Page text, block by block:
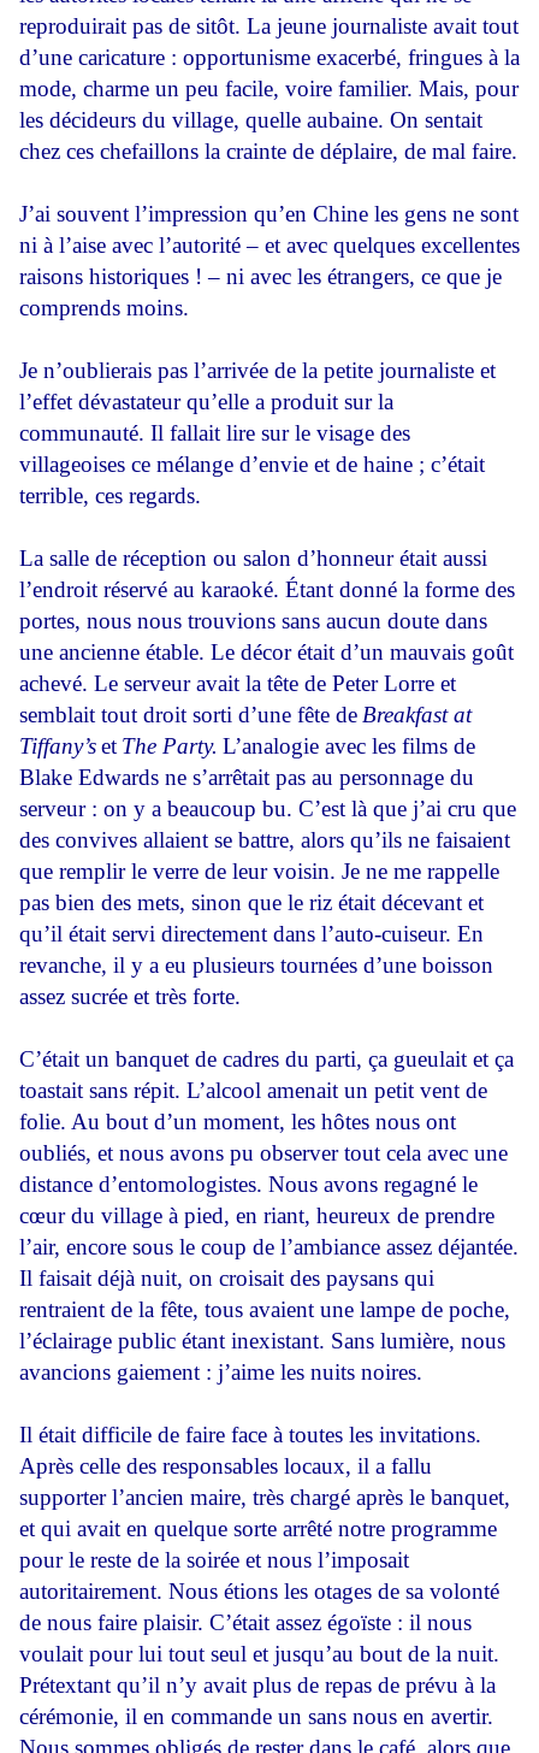
reproduirait pas de sitôt. La jeune journaliste avait tout
d’une caricature : opportunisme exacerbé, fringues à la
mode, charme un peu facile, voire familier. Mais, pour
les décideurs du village, quelle aubaine. On sentait
chez ces chefaillons la crainte de déplaire, de mal faire.
J’ai souvent l’impression qu’en Chine les gens ne sont
ni à l’aise avec l’autorité – et avec quelques excellentes
raisons historiques ! – ni avec les étrangers, ce que je
comprends moins.
Je n’oublierais pas l’arrivée de la petite journaliste et
l’effet dévastateur qu’elle a produit sur la
communauté. Il fallait lire sur le visage des
villageoises ce mélange d’envie et de haine ; c’était
terrible, ces regards.
La salle de réception ou salon d’honneur était aussi
l’endroit réservé au karaoké. Étant donné la forme des
portes, nous nous trouvions sans aucun doute dans
une ancienne étable. Le décor était d’un mauvais goût
achevé. Le serveur avait la tête de Peter Lorre et
semblait tout droit sorti d’une fête de Breakfast at
Tiffany’set The Party. L’analogie avec les films de
Blake Edwards ne s’arrêtait pas au personnage du
serveur : on y a beaucoup bu. C’est là que j’ai cru que
des convives allaient se battre, alors qu’ils ne faisaient
que remplir le verre de leur voisin. Je ne me rappelle
pas bien des mets, sinon que le riz était décevant et
qu’il était servi directement dans l’auto-cuiseur. En
revanche, il y a eu plusieurs tournées d’une boisson
assez sucrée et très forte.
C’était un banquet de cadres du parti, ça gueulait et ça
toastait sans répit. L’alcool amenait un petit vent de
folie. Au bout d’un moment, les hôtes nous ont
oubliés, et nous avons pu observer tout cela avec une
distance d’entomologistes. Nous avons regagné le
cœur du village à pied, en riant, heureux de prendre
l’air, encore sous le coup de l’ambiance assez déjantée.
Il faisait déjà nuit, on croisait des paysans qui
rentraient de la fête, tous avaient une lampe de poche,
l’éclairage public étant inexistant. Sans lumière, nous
avancions gaiement : j’aime les nuits noires.
Il était difficile de faire face à toutes les invitations.
Après celle des responsables locaux, il a fallu
supporter l’ancien maire, très chargé après le banquet,
et qui avait en quelque sorte arrêté notre programme
pour le reste de la soirée et nous l’imposait
autoritairement. Nous étions les otages de sa volonté
de nous faire plaisir. C’était assez égoïste : il nous
voulait pour lui tout seul et jusqu’au bout de la nuit.
Prétextant qu’il n’y avait plus de repas de prévu à la
cérémonie, il en commande un sans nous en avertir.
Nous sommes obligés de rester dans le café, alors que